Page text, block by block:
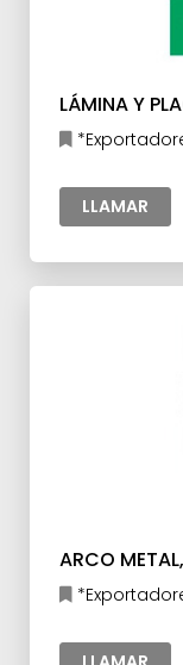
LÁMINA Y
LLAMAR
ARCO